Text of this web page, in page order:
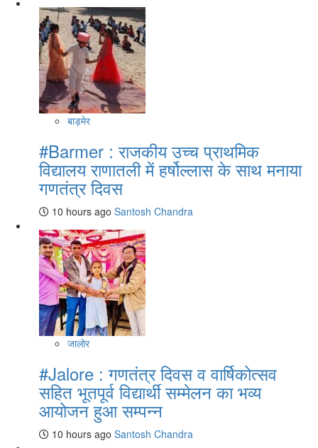
बाड़मेर
#Barmer : राजकीय उच्च प्राथमिक
विद्यालय राणातली में हर्षोल्लास के साथ मनाया
गणतंत्र दिवस
10 hours ago Santosh Chandra
जालोर
#Jalore : गणतंत्र दिवस व वार्षिकोत्सव
सहित भूतपूर्व विद्यार्थी सम्मेलन का भव्य
आयोजन हुआ सम्पन्न
10 hours ago Santosh Chandra